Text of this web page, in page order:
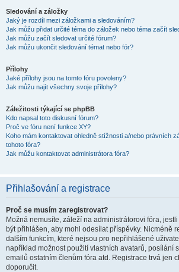
Sledování a záložky
Jaký je rozdíl mezi záložkami a sledováním?
Jak můžu přidat určité téma do záložek nebo téma začít
Jak můžu začít sledovat určité fórum?
Jak můžu ukončit sledování témat nebo fór?
Přílohy
Jaké přílohy jsou na tomto fóru povoleny?
Jak můžu najít všechny svoje přílohy?
Záležitosti týkající se phpBB
Kdo napsal toto diskusní fórum?
Proč ve fóru není funkce XY?
Koho mám kontaktovat ohledně stížnosti a/nebo právních
tohoto fóra?
Jak můžu kontaktovat administrátora fóra?
Přihlašování a registrace
Proč se musím zaregistrovat?
Možná nemusíte, záleží na administrátorovi fóra,
být přihlášen, aby mohl odesílat příspěvky. Nicméně
dalším funkcím, které nejsou pro nepřihlášené
například možnost použití vlastních avatarů, posílání
emailů ostatním členům fóra atd. Registrace trvá jen
doporučit.